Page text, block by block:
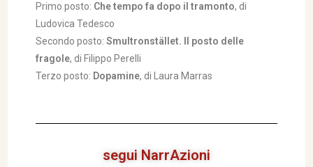
Primo posto: Che tempo fa dopo il tramonto, di
Ludovica Tedesco
Secondo posto: Smultronstället. Il posto delle
fragole, di Filippo Perelli
Terzo posto: Dopamine, di Laura Marras
segui NarrAzioni